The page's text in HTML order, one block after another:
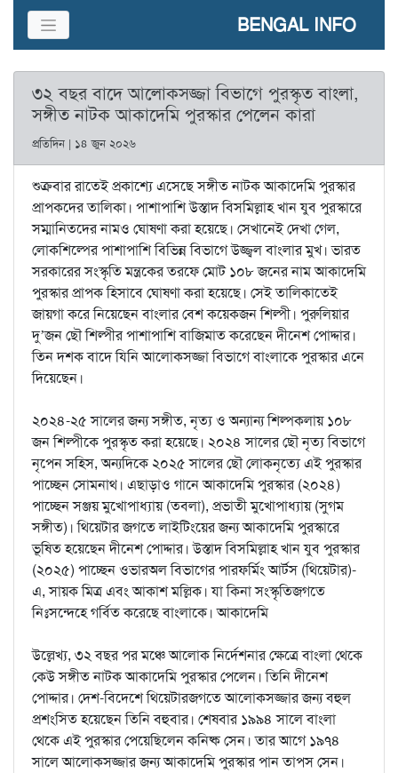
BENGAL INFO
৩২ বছর বাদে আলোকসজ্জা বিভাগে পুরস্কৃত বাংলা,
সঙ্গীত নাটক আকাদেমি পুরস্কার পেলেন কারা
প্রতিদিন | ১৪ জুন ২০২৬
শুক্রবার রাতেই প্রকাশ্যে এসেছে সঙ্গীত নাটক আকাদেমি পুরস্কার
প্রাপকদের তালিকা। পাশাপাশি উস্তাদ বিসমিল্লাহ খান যুব পুরস্কারে
সম্মানিতদের নামও ঘোষণা করা হয়েছে। সেখানেই দেখা গেল,
লোকশিল্পের পাশাপাশি বিভিন্ন বিভাগে উজ্জ্বল বাংলার মুখ। ভারত
সরকারের সংস্কৃতি মন্ত্রকের তরফে মোট ১০৮ জনের নাম আকাদেমি
পুরস্কার প্রাপক হিসাবে ঘোষণা করা হয়েছে। সেই তালিকাতেই
জায়গা করে নিয়েছেন বাংলার বেশ কয়েকজন শিল্পী। পুরুলিয়ার
দু’জন ছৌ শিল্পীর পাশাপাশি বাজিমাত করেছেন দীনেশ পোদ্দার।
তিন দশক বাদে যিনি আলোকসজ্জা বিভাগে বাংলাকে পুরস্কার এনে
দিয়েছেন।
২০২৪-২৫ সালের জন্য সঙ্গীত, নৃত্য ও অন্যান্য শিল্পকলায় ১০৮
জন শিল্পীকে পুরস্কৃত করা হয়েছে। ২০২৪ সালের ছৌ নৃত্য বিভাগে
নৃপেন সহিস, অন্যদিকে ২০২৫ সালের ছৌ লোকনৃত্যে এই পুরস্কার
পাচ্ছেন সোমনাথ। এছাড়াও গানে আকাদেমি পুরস্কার (২০২৪)
পাচ্ছেন সঞ্জয় মুখোপাধ্যায় (তবলা), প্রভাতী মুখোপাধ্যায় (সুগম
সঙ্গীত)। থিয়েটার জগতে লাইটিংয়ের জন্য আকাদেমি পুরস্কারে
ভূষিত হয়েছেন দীনেশ পোদ্দার। উস্তাদ বিসমিল্লাহ খান যুব পুরস্কার
(২০২৫) পাচ্ছেন ওভারঅল বিভাগের পারফর্মিং আর্টস (থিয়েটার)-
এ, সায়ক মিত্র এবং আকাশ মল্লিক। যা কিনা সংস্কৃতিজগতে
নিঃসন্দেহে গর্বিত করেছে বাংলাকে। আকাদেমি
উল্লেখ্য, ৩২ বছর পর মঞ্চে আলোক নির্দেশনার ক্ষেত্রে বাংলা থেকে
কেউ সঙ্গীত নাটক আকাদেমি পুরস্কার পেলেন। তিনি দীনেশ
পোদ্দার। দেশ-বিদেশে থিয়েটারজগতে আলোকসজ্জার জন্য বহুল
প্রশংসিত হয়েছেন তিনি বহুবার। শেষবার ১৯৯৪ সালে বাংলা
থেকে এই পুরস্কার পেয়েছিলেন কনিষ্ক সেন। তার আগে ১৯৭৪
সালে আলোকসজ্জার জন্য আকাদেমি পুরস্কার পান তাপস সেন।